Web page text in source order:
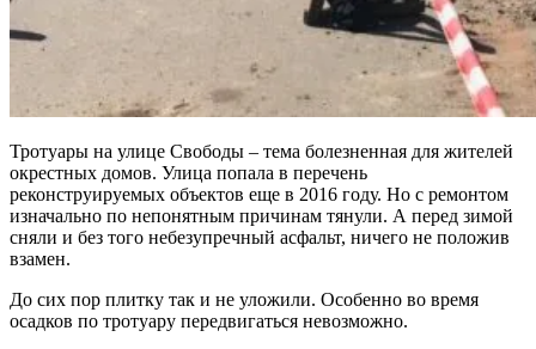
Тротуары на улице Свободы – тема болезненная для жителей
окрестных домов. Улица попала в перечень
реконструируемых объектов еще в 2016 году. Но с ремонтом
изначально по непонятным причинам тянули. А перед зимой
сняли и без того небезупречный асфальт, ничего не положив
взамен.
До сих пор плитку так и не уложили. Особенно во время
осадков по тротуару передвигаться невозможно.